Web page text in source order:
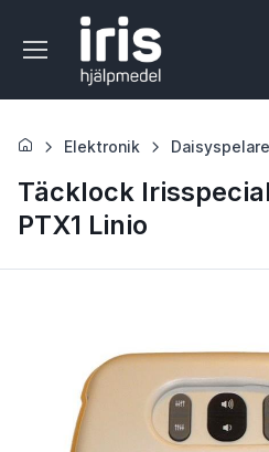
Elektronik Daisyspelare
Täcklock
PTX1 Linio